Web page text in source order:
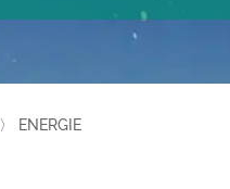
〉 ENERGIE